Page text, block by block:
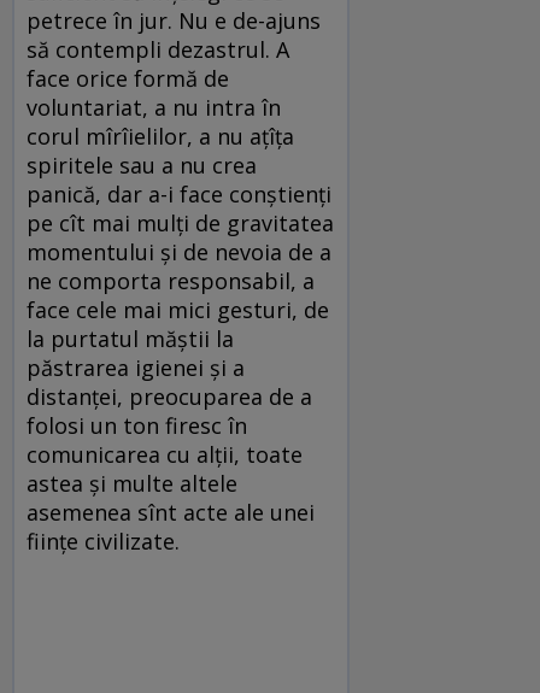
petrece în jur. Nu e de-ajuns
să contempli dezastrul. A
face orice formă de
voluntariat, a nu intra în
corul mîrîielilor, a nu ațîța
spiritele sau a nu crea
panică, dar a-i face conștienți
pe cît mai mulți de gravitatea
momentului și de nevoia de a
ne comporta responsabil, a
face cele mai mici gesturi, de
la purtatul măștii la
păstrarea igienei și a
distanței, preocuparea de a
folosi un ton firesc în
comunicarea cu alții, toate
astea și multe altele
asemenea sînt acte ale unei
ființe civilizate.